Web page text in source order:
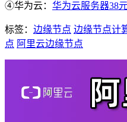
④华为云： 华为云服务器38
标签： 边缘节点 边缘节点计
点 阿里云边缘节点